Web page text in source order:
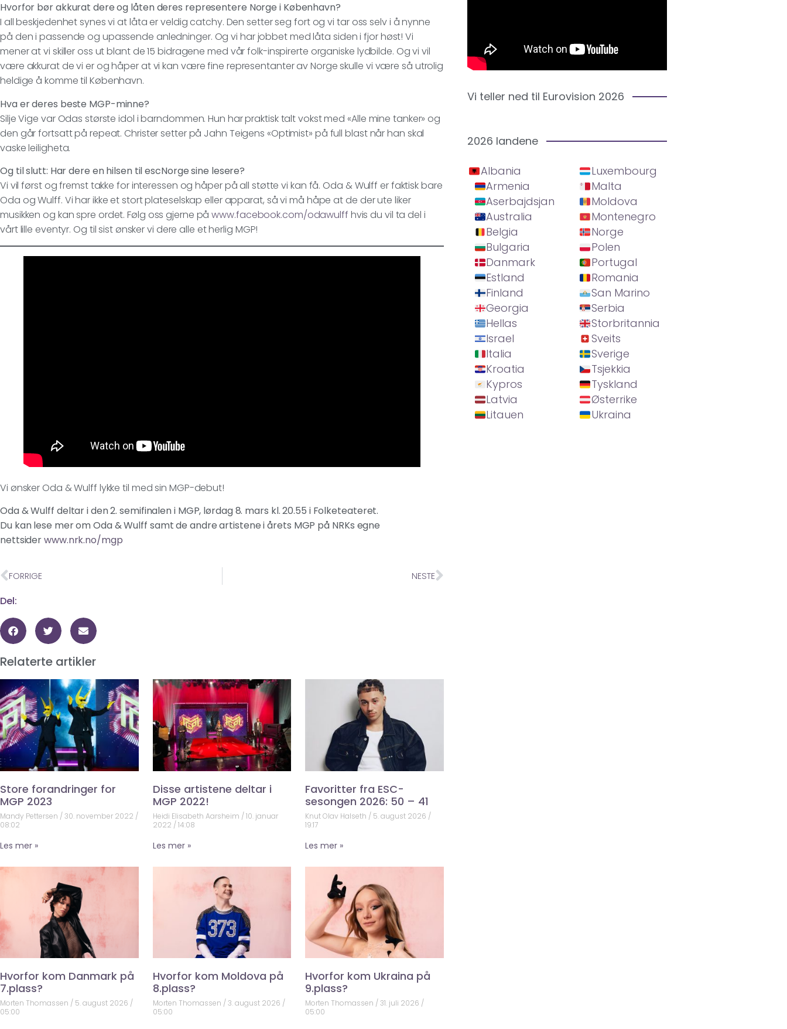
Hvorfor bør akkurat dere og låten deres representere Norge i København?
I all beskjedenhet synes vi at låta er veldig catchy. Den setter seg fort og vi tar oss selv i å nynne
på den i passende og upassende anledninger. Og vi har jobbet med låta siden i fjor høst! Vi
mener at vi skiller oss ut blant de 15 bidragene med vår folk-inspirerte organiske lydbilde. Og vi vil
være akkurat de vi er og håper at vi kan være fine representanter av Norge skulle vi være så utrolig
heldige å komme til København.
Hva er deres beste MGP-minne?
Silje Vige var Odas største idol i barndommen. Hun har praktisk talt vokst med «Alle mine tanker» og
den går fortsatt på repeat. Christer setter på Jahn Teigens «Optimist» på full blast når han skal
vaske leiligheta.
Og til slutt: Har dere en hilsen til escNorge sine lesere?
Vi vil først og fremst takke for interessen og håper på all støtte vi kan få. Oda & Wulff er faktisk bare
Oda og Wulff. Vi har ikke et stort plateselskap eller apparat, så vi må håpe at de der ute liker
musikken og kan spre ordet. Følg oss gjerne påwww.facebook.com/odawulff hvis du vil ta del i
vårt lille eventyr. Og til sist ønsker vi dere alle et herlig MGP!
Vi ønsker Oda & Wulff lykke til med sin MGP-debut!
Oda & Wulff deltar i den 2. semifinalen i MGP, lørdag 8. mars kl. 20.55 i Folketeateret.
Du kan lese mer om Oda & Wulff samt de andre artistene i årets MGP på NRKs egne
nettsiderwww.nrk.no/mgp
FORRIGE NESTE
Del:
Relaterte artikler
Store forandringer for
MGP 2023
Mandy Pettersen
30. november 2022
08:02
Les mer »
Disse artistene deltar i
MGP 2022!
Heidi Elisabeth Aarsheim 10. januar
2022 14:08
Les mer »
Favoritter fra ESC-
sesongen 2026: 50 – 41
Knut Olav Halseth
5. august 2026
19:17
Les mer »
Hvorfor kom Danmark på
7.plass?
Morten Thomassen
5. august 2026
05:00
Hvorfor kom Moldova på
8.plass?
Morten Thomassen 3. august 2026
05:00
Hvorfor kom Ukraina på
9.plass?
Morten Thomassen
31. juli 2026
05:00
Vi teller ned til Eurovision 2026
2026 landene
Albania
Armenia
Aserbajdsjan
Australia
Belgia
Bulgaria
Danmark
Estland
Finland
Georgia
Hellas
Israel
Italia
Kroatia
Kypros
Latvia
Litauen
Luxembourg
Malta
Moldova
Montenegro
Norge
Polen
Portugal
Romania
San Marino
Serbia
Storbritannia
Sveits
Sverige
Tsjekkia
Tyskland
Østerrike
Ukraina